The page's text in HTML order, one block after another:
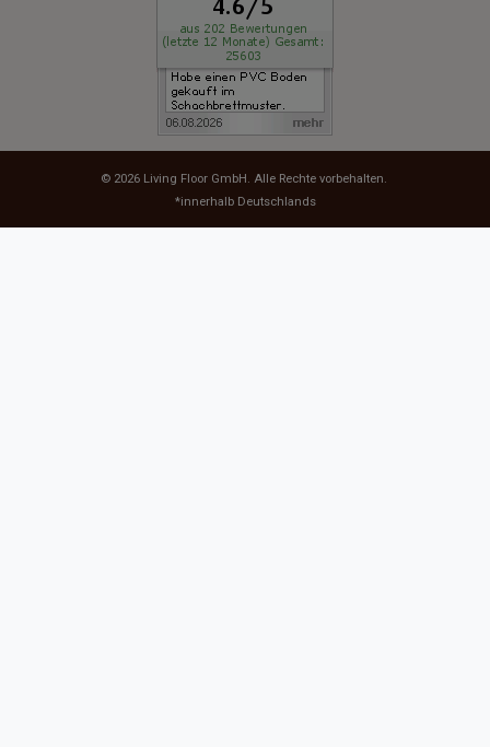
© 2026 Living Floor GmbH . Alle Rechte vorbehalten.
*innerhalb Deutschlands